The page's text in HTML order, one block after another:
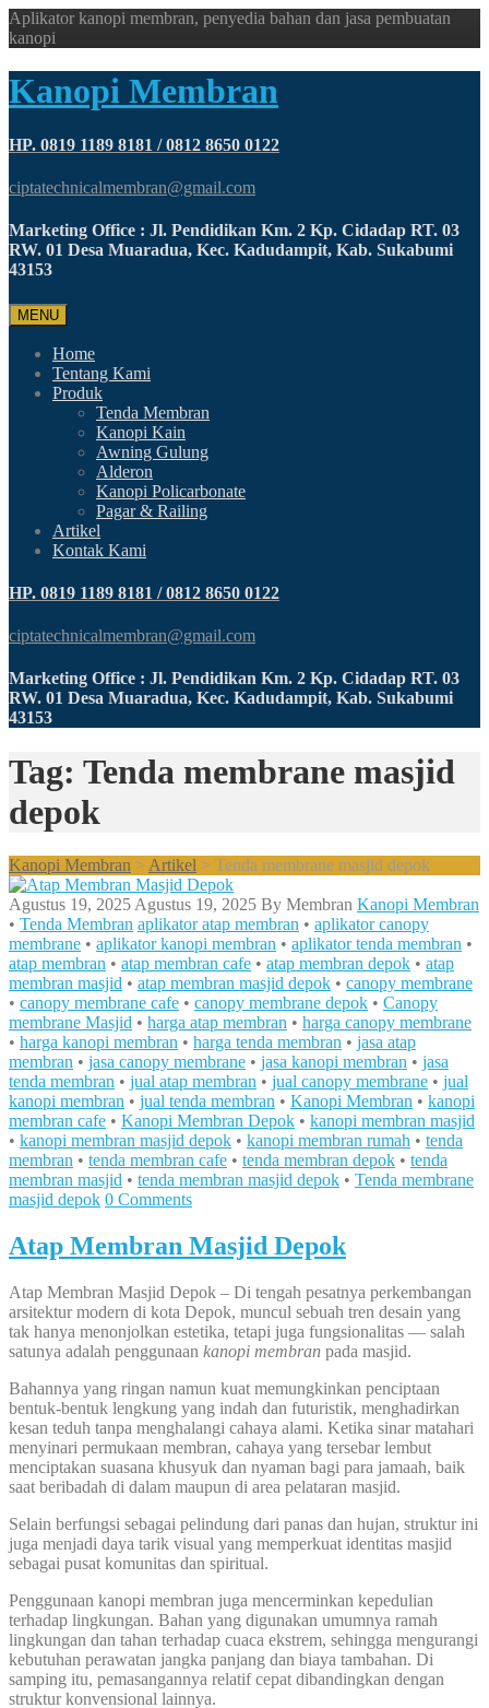
Aplikator kanopi membran, penyedia bahan dan jasa pembuatan
kanopi
Kanopi Membran
HP. 0819 1189 8181 / 0812 8650 0122
ciptatechnicalmembran@gmail.com
Marketing Office : Jl. Pendidikan Km. 2 Kp. Cidadap RT. 03
RW. 01 Desa Muaradua, Kec. Kadudampit, Kab. Sukabumi
43153
MENU
Home
Tentang Kami
Produk
Tenda Membran
Kanopi Kain
Awning Gulung
Alderon
Kanopi Policarbonate
Pagar & Railing
Artikel
Kontak Kami
HP. 0819 1189 8181 / 0812 8650 0122
ciptatechnicalmembran@gmail.com
Marketing Office : Jl. Pendidikan Km. 2 Kp. Cidadap RT. 03
RW. 01 Desa Muaradua, Kec. Kadudampit, Kab. Sukabumi
43153
Tag: Tenda membrane masjid
depok
Kanopi Membran > Artikel > Tenda membrane masjid depok
Agustus 19, 2025 Agustus 19, 2025 By Membran Kanopi Membran
• Tenda Membran aplikator atap membran • aplikator canopy
membrane • aplikator kanopi membran • aplikator tenda membran •
atap membran • atap membran cafe • atap membran depok • atap
membran masjid • atap membran masjid depok • canopy membrane
• canopy membrane cafe • canopy membrane depok • Canopy
membrane Masjid • harga atap membran • harga canopy membrane
• harga kanopi membran • harga tenda membran • jasa atap
membran • jasa canopy membrane • jasa kanopi membran • jasa
tenda membran • jual atap membran • jual canopy membrane • jual
kanopi membran • jual tenda membran • Kanopi Membran • kanopi
membran cafe • Kanopi Membran Depok • kanopi membran masjid
• kanopi membran masjid depok • kanopi membran rumah • tenda
membran • tenda membran cafe • tenda membran depok • tenda
membran masjid • tenda membran masjid depok • Tenda membrane
masjid depok 0 Comments
Atap Membran Masjid Depok
Atap Membran Masjid Depok – Di tengah pesatnya perkembangan
arsitektur modern di kota Depok, muncul sebuah tren desain yang
tak hanya menonjolkan estetika, tetapi juga fungsionalitas — salah
satunya adalah penggunaan kanopi membran pada masjid.
Bahannya yang ringan namun kuat memungkinkan penciptaan
bentuk-bentuk lengkung yang indah dan futuristik, menghadirkan
kesan teduh tanpa menghalangi cahaya alami. Ketika sinar matahari
menyinari permukaan membran, cahaya yang tersebar lembut
menciptakan suasana khusyuk dan nyaman bagi para jamaah, baik
saat beribadah di dalam maupun di area pelataran masjid.
Selain berfungsi sebagai pelindung dari panas dan hujan, struktur ini
juga menjadi daya tarik visual yang memperkuat identitas masjid
sebagai pusat komunitas dan spiritual.
Penggunaan kanopi membran juga mencerminkan kepedulian
terhadap lingkungan. Bahan yang digunakan umumnya ramah
lingkungan dan tahan terhadap cuaca ekstrem, sehingga mengurangi
kebutuhan perawatan jangka panjang dan biaya tambahan. Di
samping itu, pemasangannya relatif cepat dibandingkan dengan
struktur konvensional lainnya.